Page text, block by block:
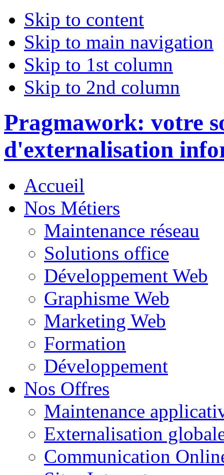
Skip to content
Skip to main navigation
Skip to 1st column
Skip to 2nd column
Pragmawork: votre
d'externalisation
Accueil
Nos Métiers
Maintenance réseau
Solutions office
Développement Web
Graphisme Web
Marketing Web
Formation
Développement
Nos Offres
Maintenance
Externalisation
Communication